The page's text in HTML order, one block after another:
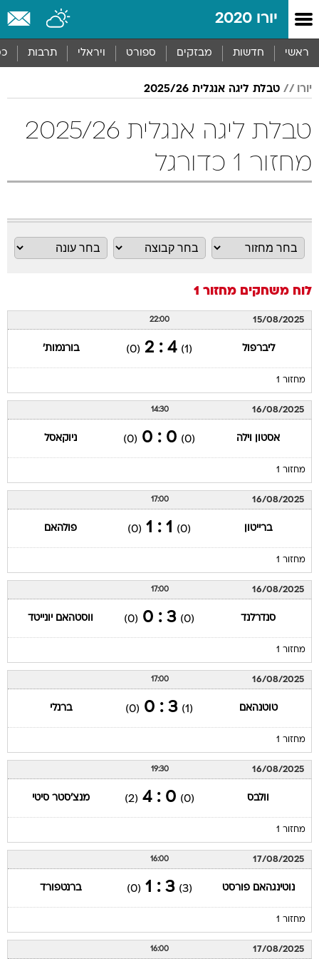
יורו 2020
ראשי חדשות מבזקים ספורט ויראלי תרבות
יורו טבלת ליגה אנגלית 2025/26
טבלת ליגה אנגלית 2025/26
מחזור 1 כדורגל
לוח משחקים מחזור 1
15/08/2025
22:00
ליברפול (1)
4 : 2
(0) בורנמות'
מחזור 1
16/08/2025
14:30
אסטון וילה (0)
0 : 0
(0) ניוקאסל
מחזור 1
16/08/2025
17:00
ברייטון (0)
1 : 1
(0) פולהאם
מחזור 1
16/08/2025
17:00
סנדרלנד (0)
3 : 0
(0) ווסטהאם יונייטד
מחזור 1
16/08/2025
17:00
טוטנהאם (1)
3 : 0
(0) ברנלי
מחזור 1
16/08/2025
19:30
וולבס (0)
0 : 4
(2) מנצ'סטר סיטי
מחזור 1
17/08/2025
16:00
נוטינגהאם פורסט (3)
3 : 1
(0) ברנטפורד
מחזור 1
17/08/2025
16:00